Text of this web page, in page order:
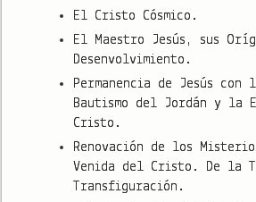
El Cristo Cósmico.
El Maestro Jesús, sus
Desenvolvimiento.
Permanencia de Jesús
Bautismo del Jordán y la
Cristo.
Renovación de los
Venida del Cristo. De la
Transfiguración.